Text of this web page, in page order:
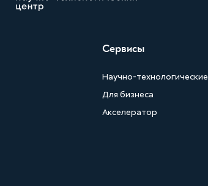
Сервисы
Научно-технологические
Для бизнеса
Акселератор